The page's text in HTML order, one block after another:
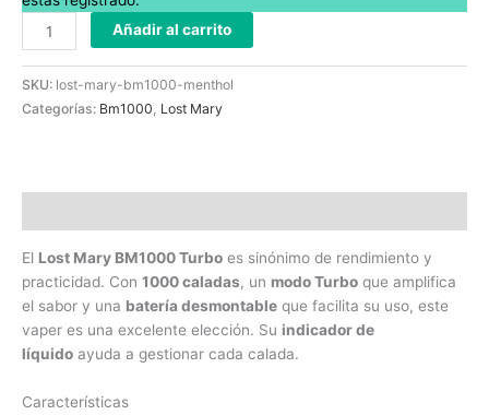
Añadir al carrito
SKU: lost-mary-bm1000-menthol
Categorías: Bm1000, Lost Mary
El Lost Mary BM1000 Turbo es sinónimo de rendimiento y
practicidad. Con 1000 caladas, un modo Turbo que amplifica
el sabor y una batería desmontable que facilita su uso, este
vaper es una excelente elección. Su indicador de
líquido ayuda a gestionar cada calada.
Características